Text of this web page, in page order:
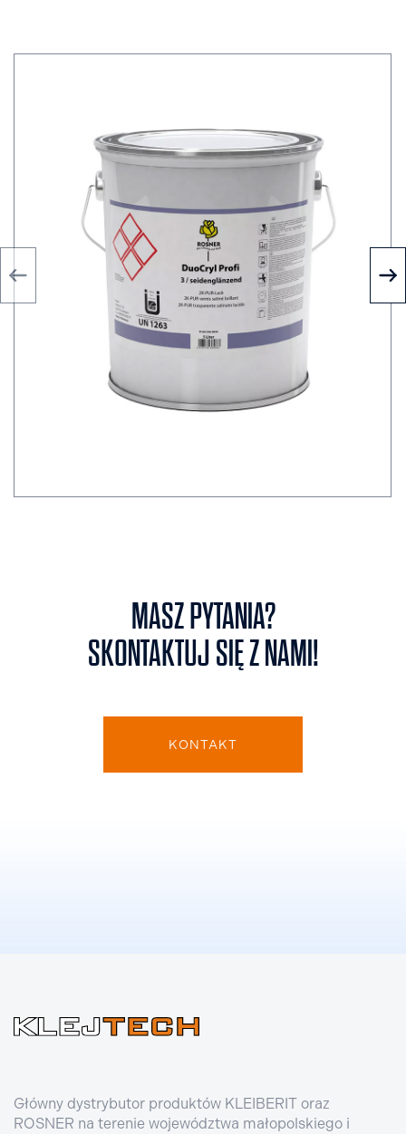
MASZ PYTANIA?
SKONTAKTUJ SIĘ Z NAMI!
KONTAKT
Główny dystrybutor produktów KLEIBERIT oraz
ROSNER na terenie województwa małopolskiego i